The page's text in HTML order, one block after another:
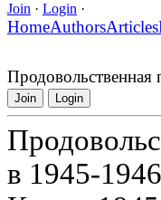
Join · Login ·
HomeAuthorsArticles
Продовольственная
Join Login
в 1945-1946